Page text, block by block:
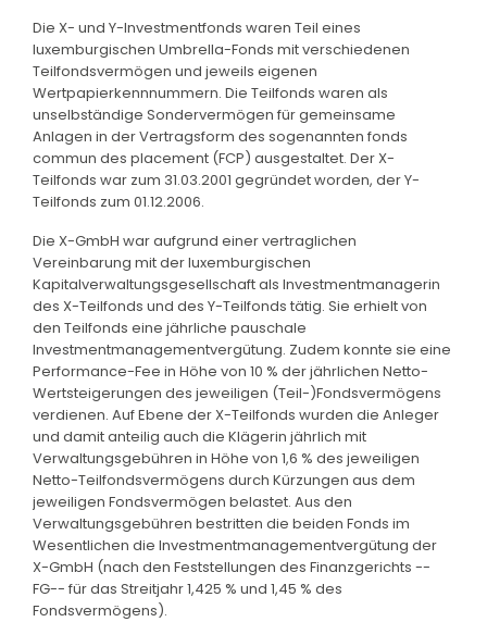
Die X- und Y-Investmentfonds waren Teil eines
luxemburgischen Umbrella-Fonds mit verschiedenen
Teilfondsvermögen und jeweils eigenen
Wertpapierkennnummern. Die Teilfonds waren als
unselbständige Sondervermögen für gemeinsame
Anlagen in der Vertragsform des sogenannten fonds
commun des placement (FCP) ausgestaltet. Der X-
Teilfonds war zum 31.03.2001 gegründet worden, der Y-
Teilfonds zum 01.12.2006.
Die X-GmbH war aufgrund einer vertraglichen
Vereinbarung mit der luxemburgischen
Kapitalverwaltungsgesellschaft als Investmentmanagerin
des X-Teilfonds und des Y-Teilfonds tätig. Sie erhielt von
den Teilfonds eine jährliche pauschale
Investmentmanagementvergütung. Zudem konnte sie eine
Performance-Fee in Höhe von 10 % der jährlichen Netto-
Wertsteigerungen des jeweiligen (Teil-)Fondsvermögens
verdienen. Auf Ebene der X-Teilfonds wurden die Anleger
und damit anteilig auch die Klägerin jährlich mit
Verwaltungsgebühren in Höhe von 1,6 % des jeweiligen
Netto-Teilfondsvermögens durch Kürzungen aus dem
jeweiligen Fondsvermögen belastet. Aus den
Verwaltungsgebühren bestritten die beiden Fonds im
Wesentlichen die Investmentmanagementvergütung der
X-GmbH (nach den Feststellungen des Finanzgerichts --
FG-- für das Streitjahr 1,425 % und 1,45 % des
Fondsvermögens).